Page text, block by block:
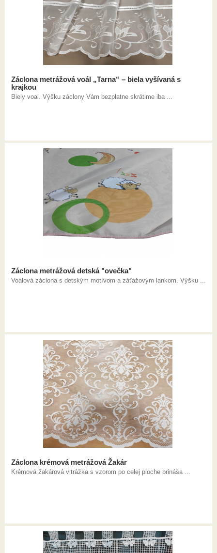
Záclona metrážová voál „Tarna“ – biela vyšívaná s
krajkou
Biely voal. Výšku záclony Vám bezplatne skrátime iba ...
Záclona metrážová detská "ovečka"
Voálová záclona s detským motívom a záťažovým lankom. Výšku ...
Záclona krémová metrážová Žakár
Krémová žakárová vitrážka s vzorom po celej ploche prináša ...